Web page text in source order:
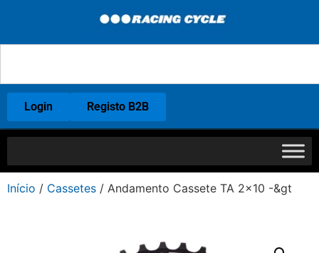
Login Registo B2B
Início / Cassetes / Andamento Cassete TA 2×10 -&gt